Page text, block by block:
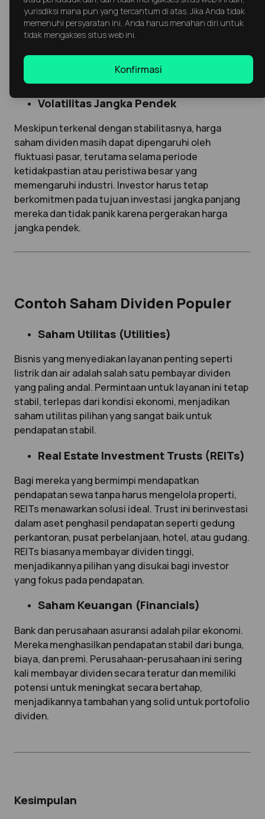
perlu menjaga likuiditas, mereka dapat mengurangi
atau menghentikan pembayaran dividen. Hal ini
berdampak langsung pada pendapatan yang
mengandalkan dividen sebagai sumber pendapatan
utama, seperti pensiunan.
Volatilitas Jangka Pendek
Meskipun terkenal dengan stabilitasnya, harga
saham dividen masih dapat dipengaruhi oleh
fluktuasi pasar, terutama selama periode
ketidakpastian atau peristiwa besar yang
memengaruhi industri. Investor harus tetap
berkomitmen pada tujuan investasi jangka panjang
mereka dan tidak panik karena pergerakan harga
jangka pendek.
Contoh Saham Dividen Populer
Saham Utilitas (Utilities)
Bisnis yang menyediakan layanan penting seperti
listrik dan air adalah salah satu pembayar dividen
yang paling andal. Permintaan untuk layanan ini tetap
stabil, terlepas dari kondisi ekonomi, menjadikan
saham utilitas pilihan yang sangat baik untuk
pendapatan stabil.
Real Estate Investment Trusts (REITs)
Bagi mereka yang bermimpi mendapatkan
pendapatan sewa tanpa harus mengelola properti,
REITs menawarkan solusi ideal. Trust ini berinvestasi
dalam aset penghasil pendapatan seperti gedung
perkantoran, pusat perbelanjaan, hotel, atau gudang.
REITs biasanya membayar dividen tinggi,
menjadikannya pilihan yang disukai bagi investor
yang fokus pada pendapatan.
Saham Keuangan (Financials)
Bank dan perusahaan asuransi adalah pilar ekonomi.
Mereka menghasilkan pendapatan stabil dari bunga,
biaya, dan premi. Perusahaan-perusahaan ini sering
kali membayar dividen secara teratur dan memiliki
potensi untuk meningkat secara bertahap,
menjadikannya tambahan yang solid untuk portofolio
dividen.
Kesimpulan
yurisdiksi mana pun yang tercantum di atas. Jika Anda tidak
memenuhi persyaratan ini, Anda harus menahan diri untuk
tidak mengakses situs web ini.
Konfirmasi